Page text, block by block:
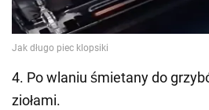
4. Po wlaniu śmietany do
ziołami.